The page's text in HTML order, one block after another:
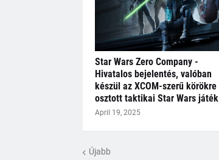
Star Wars Zero Company -
Hivatalos bejelentés, valóban
készül az XCOM-szerű körökre
osztott taktikai Star Wars játék
April 19, 2025
Újabb